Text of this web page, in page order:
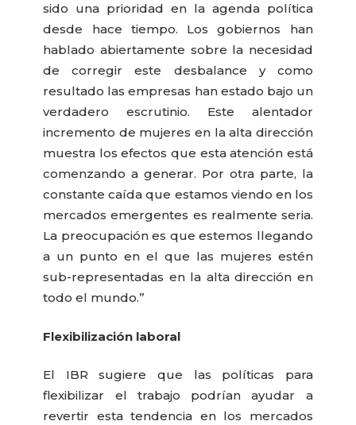
sido una prioridad en la agenda política
desde hace tiempo. Los gobiernos han
hablado abiertamente sobre la necesidad
de corregir este desbalance y como
resultado las empresas han estado bajo un
verdadero escrutinio. Este alentador
incremento de mujeres en la alta dirección
muestra los efectos que esta atención está
comenzando a generar. Por otra parte, la
constante caída que estamos viendo en los
mercados emergentes es realmente seria.
La preocupación es que estemos llegando
a un punto en el que las mujeres estén
sub-representadas en la alta dirección en
todo el mundo.”
Flexibilización laboral
El IBR sugiere que las políticas para
flexibilizar el trabajo podrían ayudar a
revertir esta tendencia en los mercados